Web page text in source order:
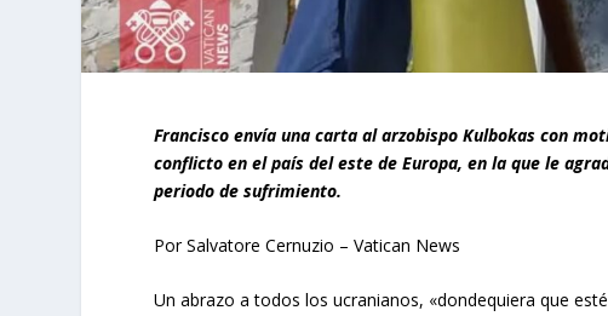
Francisco envía una carta al arzobispo Kulbokas con
conflicto en el país del este de Europa, en la que le
periodo de sufrimiento.
Por Salvatore Cernuzio – Vatican News
Un abrazo a todos los ucranianos, «dondequiera que